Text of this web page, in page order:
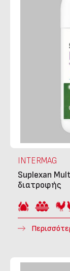
INTERMAG
Suplexan
διατροφής